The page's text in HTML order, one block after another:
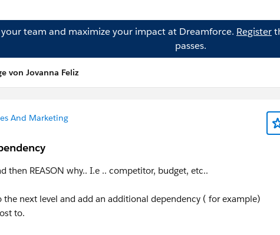
team and maximize your impact at Dreamforce. Register
passes.
von Jovanna Feliz
And Marketing
then REASON why.. I.e .. competitor, budget, etc..
next level and add an additional dependency ( for example)
to.